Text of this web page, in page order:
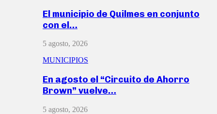
El municipio de Quilmes en conjunto
con el…
5 agosto, 2026
MUNICIPIOS
En agosto el “Circuito de Ahorro
Brown” vuelve…
5 agosto, 2026